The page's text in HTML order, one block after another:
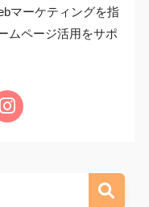
マーケティングを指
ムページ活用をサポ